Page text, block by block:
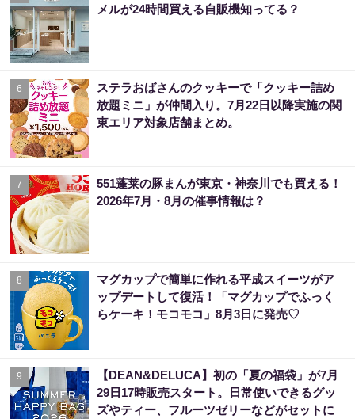
メルが24時間買える自販機知ってる？
6
ステラおばさんのクッキーで「クッキー詰め
放題ミニ」が仲間入り。7月22日以降実施の関
東エリア対象店舗まとめ。
7
551蓬莱の豚まんが東京・神奈川でも買える！
2026年7月・8月の催事情報は？
8
マグカップで簡単に作れる平成スイーツがア
ップデートして復活！「マグカップでふっく
らケーキ！モコモコ」8月3日に発売♡
9
【DEAN&DELUCA】初の「夏の福袋」が7月
29日17時販売スタート。日常使いできるグッ
ズやティー、フルーツゼリーなどがセットに